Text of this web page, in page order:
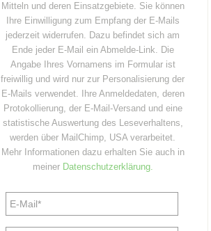
Mitteln und deren Einsatzgebiete. Sie können
Ihre Einwilligung zum Empfang der E-Mails
jederzeit widerrufen. Dazu befindet sich am
Ende jeder E-Mail ein Abmelde-Link. Die
Angabe Ihres Vornamens im Formular ist
freiwillig und wird nur zur Personalisierung der
E-Mails verwendet. Ihre Anmeldedaten, deren
Protokollierung, der E-Mail-Versand und eine
statistische Auswertung des Leseverhaltens,
werden über MailChimp, USA verarbeitet.
Mehr Informationen dazu erhalten Sie auch in
meiner Datenschutzerklärung.